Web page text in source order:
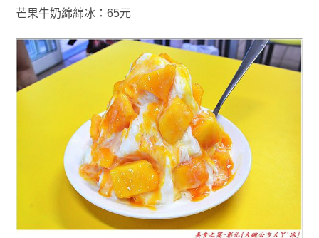
芒果牛奶綿綿冰 ：65元